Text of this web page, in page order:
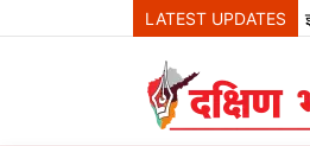
LATEST UPDATES